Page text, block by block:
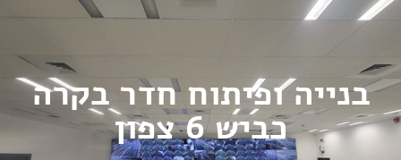
בנייה ופיתוח חדר בקרה
כביש 6 צפון